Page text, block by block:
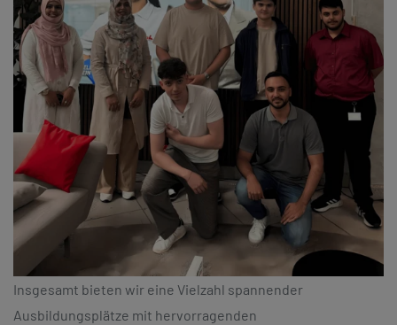
Insgesamt bieten wir eine Vielzahl spannender
Ausbildungsplätze mit hervorragenden